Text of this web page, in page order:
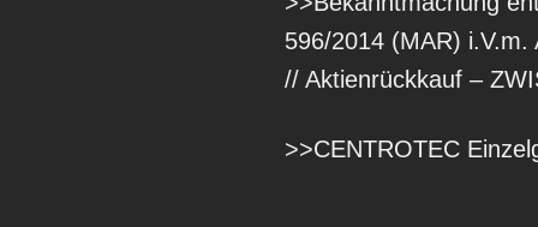
596/2014 (MAR)
// Aktienrückkauf –
>>CENTROTEC